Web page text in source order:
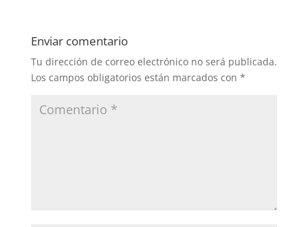
Enviar comentario
Tu dirección de correo electrónico no será publicada.
Los campos obligatorios están marcados con *